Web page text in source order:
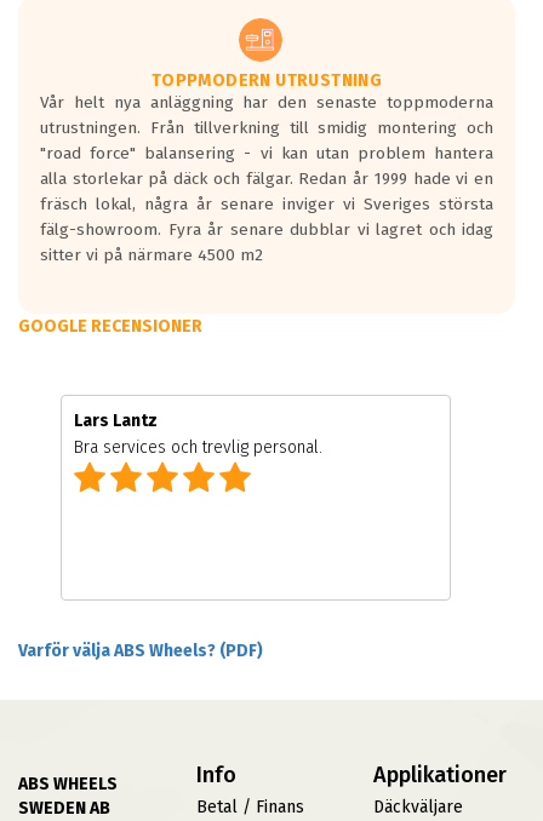
TOPPMODERN UTRUSTNING
Vår helt nya anläggning har den senaste toppmoderna
utrustningen. Från tillverkning till smidig montering och
"road force" balansering - vi kan utan problem hantera
alla storlekar på däck och fälgar. Redan år 1999 hade vi en
fräsch lokal, några år senare inviger vi Sveriges största
fälg-showroom. Fyra år senare dubblar vi lagret och idag
sitter vi på närmare 4500 m2
GOOGLE RECENSIONER
Lars Lantz
Bra services och trevlig personal.
Varför välja ABS Wheels? (PDF)
ABS WHEELS
SWEDEN AB
Info
Betal / Finans
Applikationer
Däckväljare